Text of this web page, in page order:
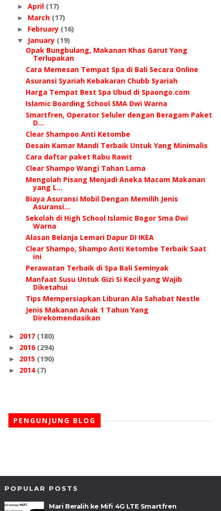
► April (17)
► March (17)
► February (16)
▼ January (19)
Opak Bungbulang, Makanan Khas Garut Yang
Terlupakan
Cara Memesan Tempat Spa di Bali Secara Online
Asuransi Syariah Kebakaran Chubb Syariah
Harga Tempat Best Spa Ubud di Spaongo.com
Islamic Boarding School SMA Dwi Warna
Smartfren, Operator Seluler dengan Beragam Paket
D...
Clear Shampoo Anti Ketombe
Desain Kamar Mandi Terbaik Untuk Yang Minimalis
Cara daftar paket Rabu Rawit
Clear Shampo Wangi Tahan Lama
Mengolah Pisang Menjadi Aneka Macam Makanan
yang L...
Biaya Asuransi Mobil Dengan Memilih Jenis
Asuransi...
Sekolah di High School Islamic Bogor Sma Dwi
Warna
Alasan Belanja Lemari Dapur DI IKEA
Clear Shampo, Shampo Anti Ketombe Terbaik Saat
ini
Perawatan Terbaik di Spa Bali Seminyak
Manfaat Susu Untuk Gizi Si Kecil yang Wajib
Diketahui
Tips Mempersiapkan Liburan Ala Sahabat Nestle
Jenis Makanan Anak 1 Tahun Yang
Direkomendasikan
► 2017 (180)
► 2016 (294)
► 2015 (190)
► 2014 (7)
PENGUNJUNG BLOG
POPULAR POSTS
Mari Beralih ke Mifi 4G LTE Smartfren